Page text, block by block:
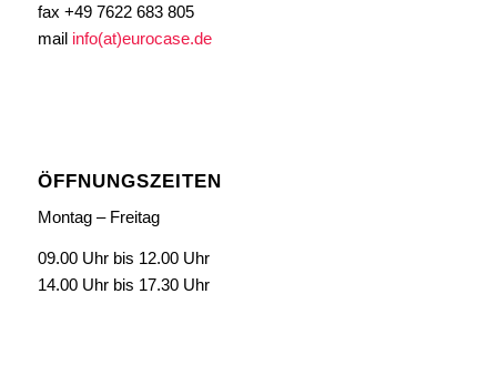
fax +49 7622 683 805
mail info(at)eurocase.de
ÖFFNUNGSZEITEN
Montag – Freitag
09.00 Uhr bis 12.00 Uhr
14.00 Uhr bis 17.30 Uhr